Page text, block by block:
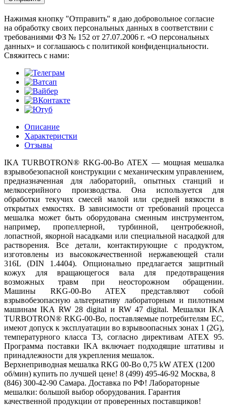
Нажимая кнопку "Отправить" я даю добровольное согласие
на обработку своих персональных данных в соответствии с
требованиями ФЗ № 152 от 27.07.2006 г. «О персональных
данных» и соглашаюсь с политикой конфиденциальности.
Cвяжитесь с нами:
Описание
Характеристки
Отзывы
IKA TURBOTRON® RKG-00-Bo ATEX — мощная мешалка
взрывобезопасной конструкции с механическим управлением,
предназначенная для лабораторий, опытных станций и
мелкосерийного производства. Она используется для
обработки текучих смесей малой или средней вязкости в
открытых емкостях. В зависимости от требований процесса
мешалка может быть оборудована сменным инструментом,
например, пропеллерной, турбинной, центробежной,
лопастной, якорной насадками или специальной насадкой для
растворения. Все детали, контактирующие с продуктом,
изготовлены из высококачественной нержавеющей стали
316L (DIN 1.4404). Опционально предлагается защитный
кожух для вращающегося вала для предотвращения
возможных травм при неосторожном обращении.
Машины RKG-00-Bo ATEX представляют собой
взрывобезопасную альтернативу лабораторным и пилотным
машинам IKA RW 28 digital и RW 47 digital. Мешалки IKA
TURBOTRON® RKG-00-Bo, поставляемые потребителям ЕС,
имеют допуск к эксплуатации во взрывоопасных зонах 1 (2G),
температурного класса Т3, согласно директивам ATEX 95.
Программа поставки IKA включает подходящие штативы и
принадлежности для укрепления мешалок.
Верхнеприводная мешалка RKG 00-Bo 0,75 kW ATEX (1200
об/мин) купить по лучшей цене! 8 (499) 495-46-92 Москва, 8
(846) 300-42-90 Самара. Доставка по РФ! Лабораторные
мешалки: большой выбор оборудования. Гарантия
качественной продукции от проверенных поставщиков!